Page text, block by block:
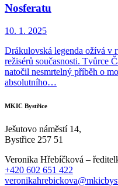
Nosferatu
10. 1. 2025
Drákulovská legenda ožívá v
režisérů současnosti. Tvůrce
natočil nesmrtelný příběh o
absolutního…
MKIC Bystřice
Ješutovo náměstí 14,
Bystřice 257 51
Veronika Hřebíčková –
+420 602 651 422